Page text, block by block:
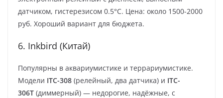
датчиком, гистерезисом 0.5°C. Цена: около 1500-2000
руб. Хороший вариант для бюджета.
6. Inkbird (Китай)
Популярны в аквариумистике и террариумистике.
Модели ITC-308 (релейный, два датчика) и ITC-
306T (диммерный) — недорогие, надёжные, с